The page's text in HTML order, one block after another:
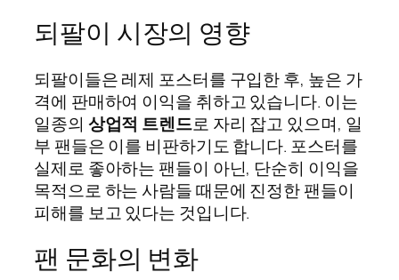
되팔이 시장의 영향
되팔이들은 레제 포스터를 구입한 후, 높은 가
격에 판매하여 이익을 취하고 있습니다. 이는
일종의 상업적 트렌드로 자리 잡고 있으며, 일
부 팬들은 이를 비판하기도 합니다. 포스터를
실제로 좋아하는 팬들이 아닌, 단순히 이익을
목적으로 하는 사람들 때문에 진정한 팬들이
피해를 보고 있다는 것입니다.
팬 문화의 변화